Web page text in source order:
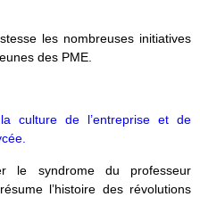
les nombreuses initiatives
des PME.
culture de l’entreprise et de
le syndrome du professeur
l’histoire des révolutions